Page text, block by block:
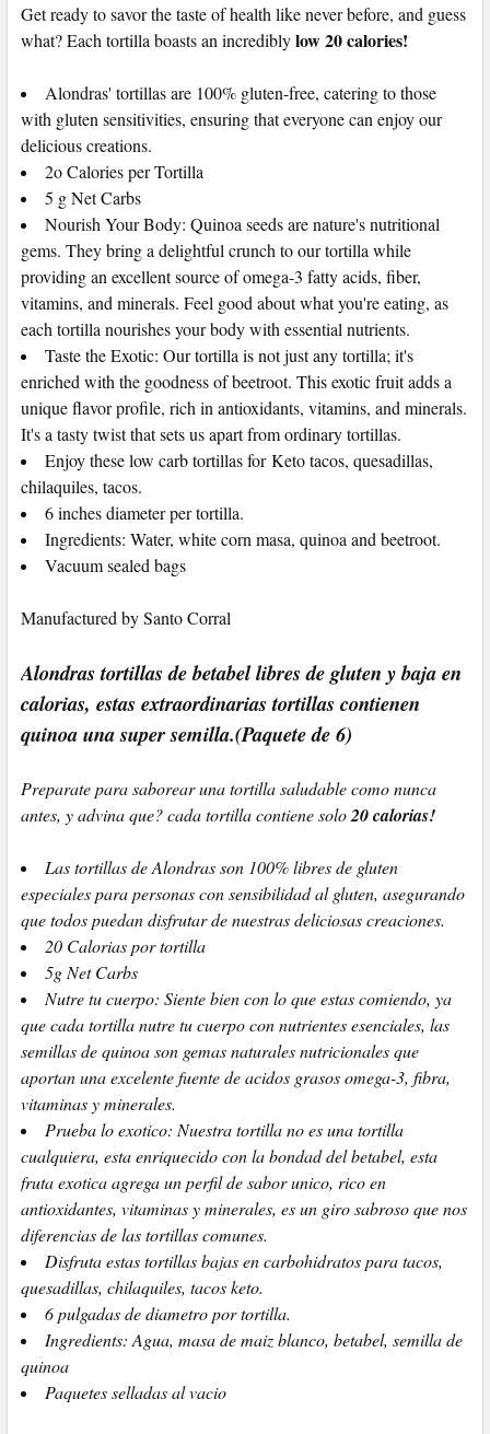
Get ready to savor the taste of health like never before, and guess
what? Each tortilla boasts an incrediblylow 20 calories!
Alondras' tortillas are 100% gluten-free, catering to those
with gluten sensitivities, ensuring that everyone can enjoy our
delicious creations.
2o Calories per Tortilla
5 g Net Carbs
Nourish Your Body: Quinoa seeds are nature's nutritional
gems. They bring a delightful crunch to our tortilla while
providing an excellent source of omega-3 fatty acids, fiber,
vitamins, and minerals. Feel good about what you're eating, as
each tortilla nourishes your body with essential nutrients.
Taste the Exotic: Our tortilla is not just any tortilla; it's
enriched with the goodness of beetroot. This exotic fruit adds a
unique flavor profile, rich in antioxidants, vitamins, and minerals.
It's a tasty twist that sets us apart from ordinary tortillas.
Enjoy these low carb tortillas for Keto tacos, quesadillas,
chilaquiles, tacos.
6 inches diameter per tortilla.
Ingredients: Water, white corn masa, quinoa and beetroot.
Vacuum sealed bags
Manufactured by Santo Corral
Alondras tortillas de betabel libres de gluten y baja en
calorias, estas extraordinarias tortillas contienen
quinoa una super semilla.(Paquete de 6)
Preparate para saborear una tortilla saludable como nunca
antes, y advina que? cada tortilla contiene solo20 calorias!
Las tortillas de Alondras son 100% libres de gluten
especiales para personas con sensibilidad al gluten, asegurando
que todos puedan disfrutar de nuestras deliciosas creaciones.
20 Calorias por tortilla
5g Net Carbs
Nutre tu cuerpo: Siente bien con lo que estas comiendo, ya
que cada tortilla nutre tu cuerpo con nutrientes esenciales, las
semillas de quinoa son gemas naturales nutricionales que
aportan una excelente fuente de acidos grasos omega-3, fibra,
vitaminas y minerales.
Prueba lo exotico: Nuestra tortilla no es una tortilla
cualquiera, esta enriquecido con la bondad del betabel, esta
fruta exotica agrega un perfil de sabor unico, rico en
antioxidantes, vitaminas y minerales, es un giro sabroso que nos
diferencias de las tortillas comunes.
Disfruta estas tortillas bajas en carbohidratos para tacos,
quesadillas, chilaquiles, tacos keto.
6 pulgadas de diametro por tortilla.
Ingredients: Agua, masa de maiz blanco, betabel, semilla de
quinoa
Paquetes selladas al vacio